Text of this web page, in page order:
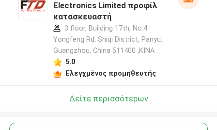
Electronics Limited προφίλ
κατασκευαστή
3 floor, Building 17th, No.4
Yongfeng Rd, Shiqi District, Panyu,
Guangzhou, China 511400 ,ΚΙΝΑ
5.0
Ελεγχμένος προμηθευτής
Δείτε περισσότερων